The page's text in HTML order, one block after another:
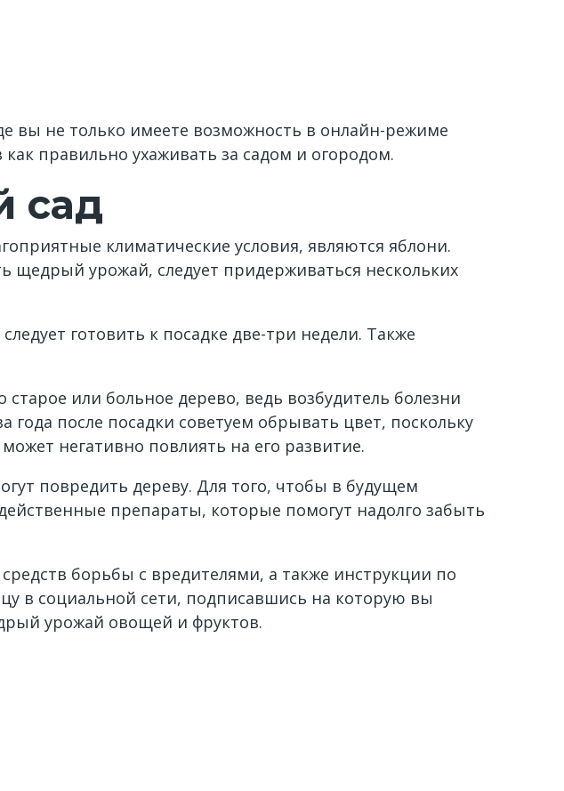
вы не только имеете возможность в онлайн-режиме
как правильно ухаживать за садом и огородом.
сад
климатические условия, являются яблони.
урожай, следует придерживаться нескольких
готовить к посадке две-три недели. Также
или больное дерево, ведь возбудитель болезни
после посадки советуем обрывать цвет, поскольку
негативно повлиять на его развитие.
повредить дереву. Для того, чтобы в будущем
препараты, которые помогут надолго забыть
борьбы с вредителями, а также инструкции по
в социальной сети, подписавшись на которую вы
урожай овощей и фруктов.